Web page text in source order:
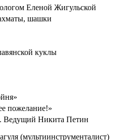
Еленой Жигульской
шашки
куклы
пожелание!»
Ведущий Никита Петин
(мультиинструменталист)